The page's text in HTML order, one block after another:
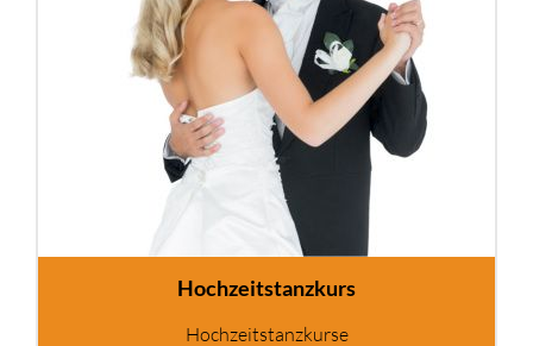
Hochzeitstanzkurs
Hochzeitstanzkurse